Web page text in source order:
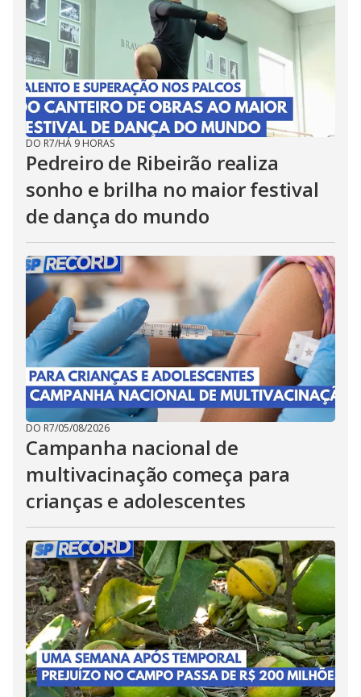
DO R7/HÁ 9 HORAS
Pedreiro de Ribeirão realiza
sonho e brilha no maior festival
de dança do mundo
DO R7/05/08/2026
Campanha nacional de
multivacinação começa para
crianças e adolescentes